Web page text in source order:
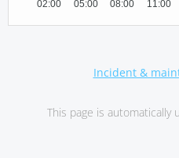
02:00 05:00 08:00 11:00
Incident &
This page is automatically